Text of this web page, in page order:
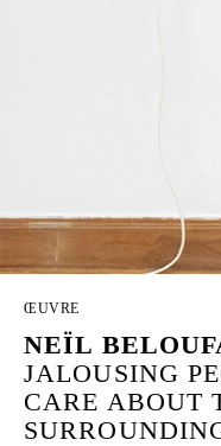
ŒUVRE
NEÏL
JALOUSING
CARE ABOUT